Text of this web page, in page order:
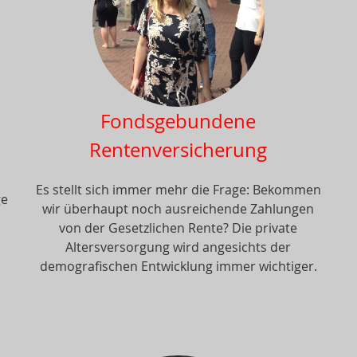
Fondsgebundene
Rentenversicherung
Es stellt sich immer mehr die Frage: Bekommen
wir überhaupt noch ausreichende Zahlungen
von der Gesetzlichen Rente? Die private
Altersversorgung wird angesichts der
demografischen Entwicklung immer wichtiger.